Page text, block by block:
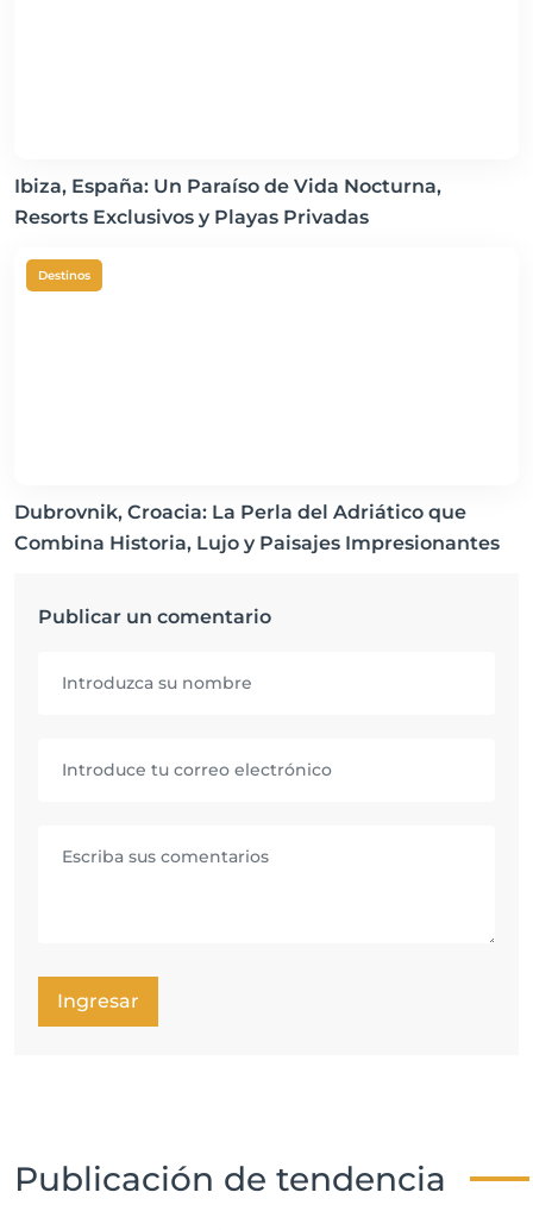
Ibiza, España: Un Paraíso de Vida Nocturna,
Resorts Exclusivos y Playas Privadas
Destinos
Dubrovnik, Croacia: La Perla del Adriático que
Combina Historia, Lujo y Paisajes Impresionantes
Publicar un comentario
Ingresar
Publicación de tendencia